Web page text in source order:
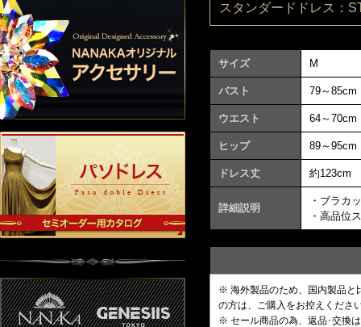
スタンダードドレス：
サイズ M
バスト 79～85cm
ウエスト 64～70cm
ヒップ 89～95cm
ドレス丈 約123cm
詳細説明
・ブラカ
・高品位
※ 海外製品のため、国内製品と
の方は、ご購入をお控えくださ
※ セール商品の為、返品･交換